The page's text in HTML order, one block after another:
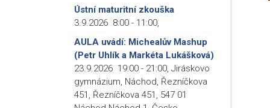
Ústní maturitní zkouška
3.9.2026 8:00 - 11:00
AULA uvádí: Michealův Mashup
(Petr Uhlík a Markéta Lukášková)
23.9.2026 19:00 - 21:00 Jiráskovo
gymnázium, Náchod, Řezníčkova
451, Řezníčkova 451, 547 01